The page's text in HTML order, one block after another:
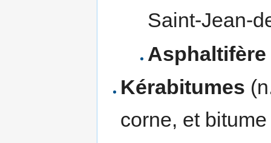
Saint-Jean-
Asphaltifère
Kérabitumes
corne, et